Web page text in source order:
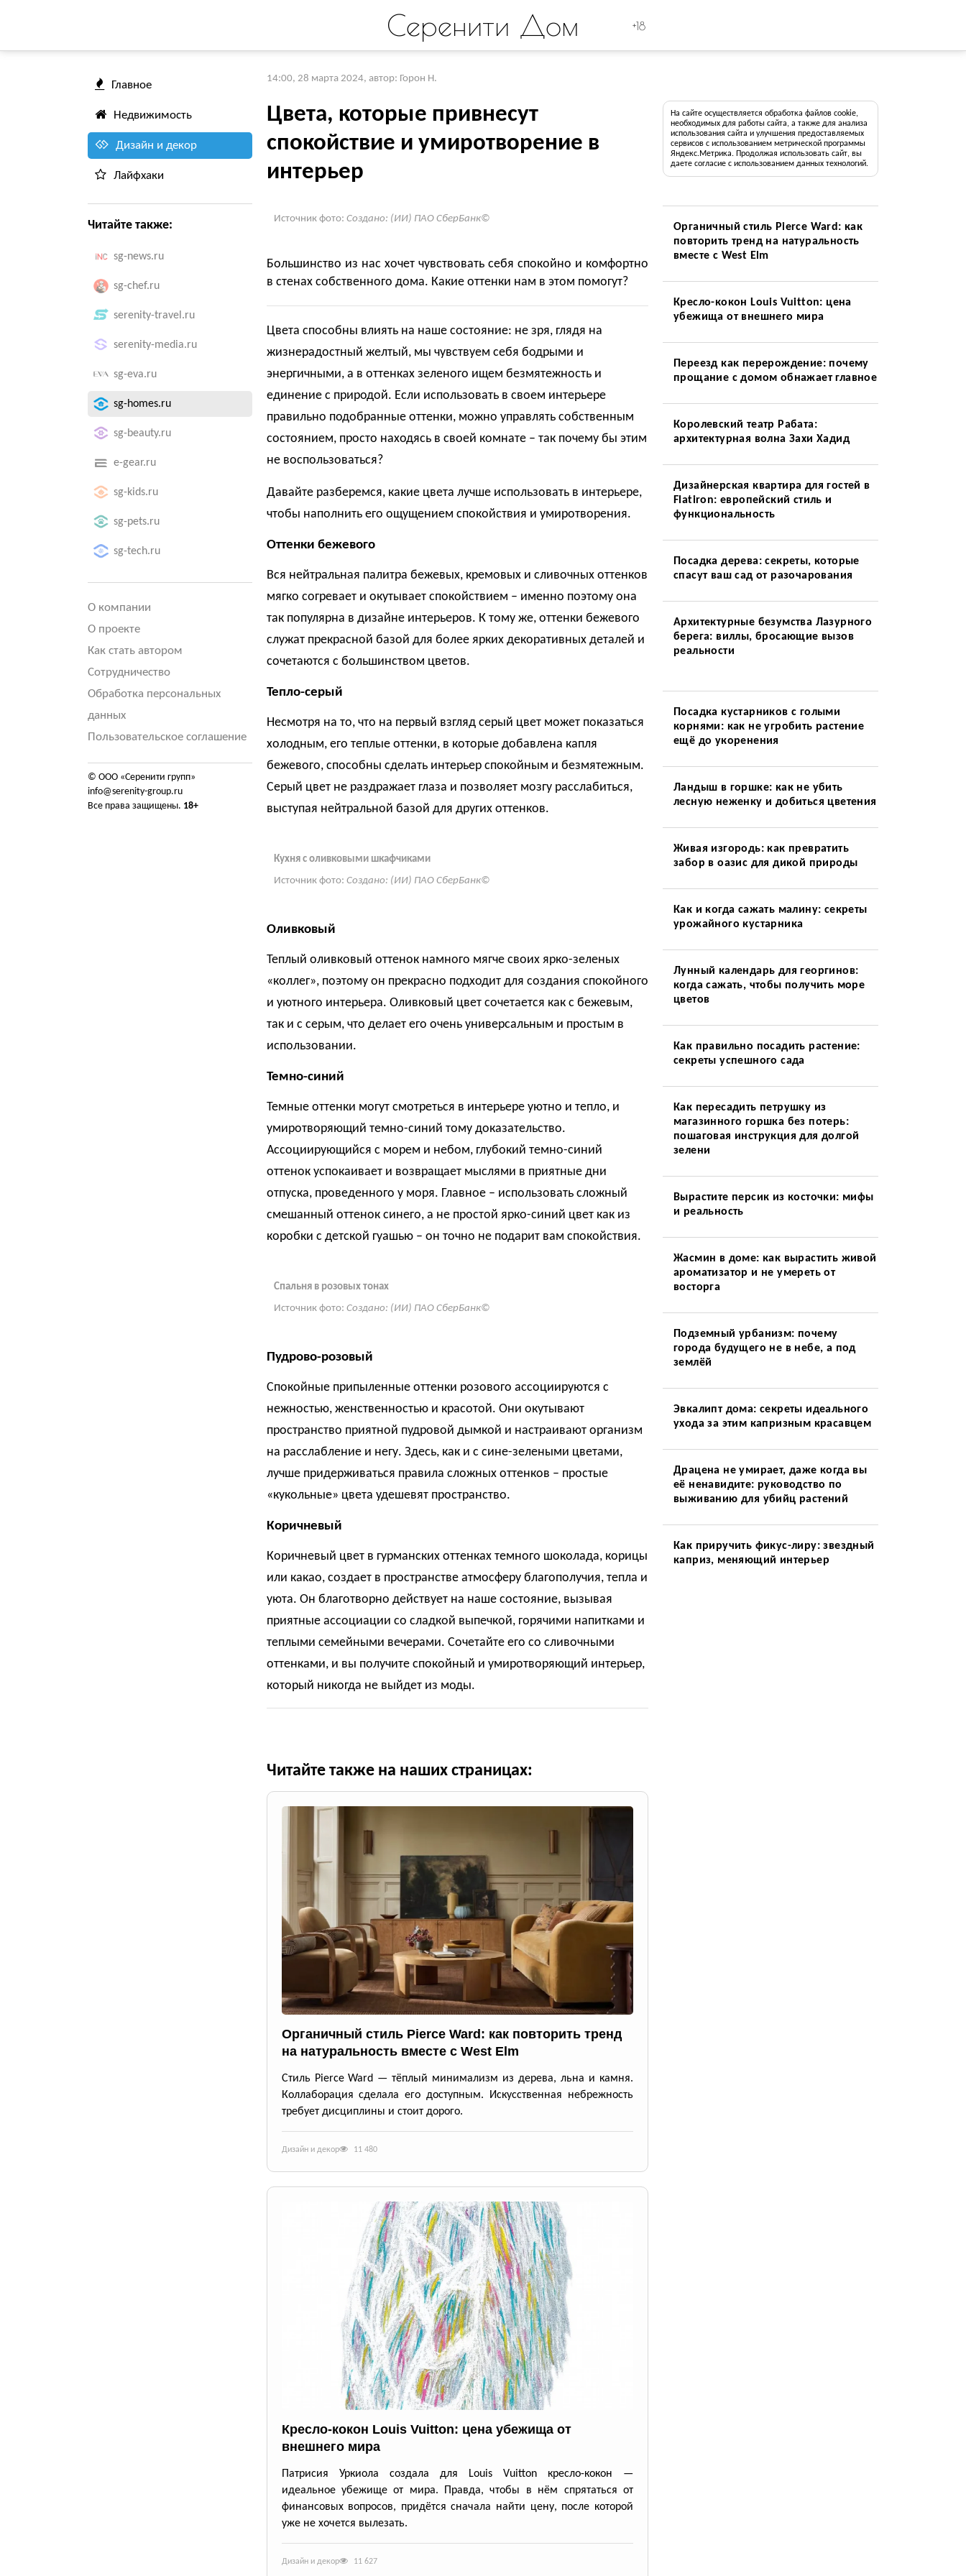
Серенити Дом +18
Главное
Недвижимость
Дизайн и декор
Лайфхаки
Читайте также:
sg-news.ru
sg-chef.ru
serenity-travel.ru
serenity-media.ru
sg-eva.ru
sg-homes.ru
sg-beauty.ru
e-gear.ru
sg-kids.ru
sg-pets.ru
sg-tech.ru
О компании
О проекте
Как стать автором
Сотрудничество
Обработка персональных
данных
Пользовательское соглашение
© ООО «Серенити групп»
info@serenity-group.ru
Все права защищены. 18+
14:00, 28 марта 2024, автор: Горон Н.
Цвета, которые привнесут
спокойствие и умиротворение в
интерьер
Источник фото: Создано: (ИИ) ПАО СберБанк©
Большинство из нас хочет чувствовать себя спокойно и комфортно
в стенах собственного дома. Какие оттенки нам в этом помогут?
Цвета способны влиять на наше состояние: не зря, глядя на
жизнерадостный желтый, мы чувствуем себя бодрыми и
энергичными, а в оттенках зеленого ищем безмятежность и
единение с природой. Если использовать в своем интерьере
правильно подобранные оттенки, можно управлять собственным
состоянием, просто находясь в своей комнате – так почему бы этим
не воспользоваться?
Давайте разберемся, какие цвета лучше использовать в интерьере,
чтобы наполнить его ощущением спокойствия и умиротворения.
Оттенки бежевого
Вся нейтральная палитра бежевых, кремовых и сливочных оттенков
мягко согревает и окутывает спокойствием – именно поэтому она
так популярна в дизайне интерьеров. К тому же, оттенки бежевого
служат прекрасной базой для более ярких декоративных деталей и
сочетаются с большинством цветов.
Тепло-серый
Несмотря на то, что на первый взгляд серый цвет может показаться
холодным, его теплые оттенки, в которые добавлена капля
бежевого, способны сделать интерьер спокойным и безмятежным.
Серый цвет не раздражает глаза и позволяет мозгу расслабиться,
выступая нейтральной базой для других оттенков.
Кухня с оливковыми шкафчиками
Источник фото: Создано: (ИИ) ПАО СберБанк©
Оливковый
Теплый оливковый оттенок намного мягче своих ярко-зеленых
«коллег», поэтому он прекрасно подходит для создания спокойного
и уютного интерьера. Оливковый цвет сочетается как с бежевым,
так и с серым, что делает его очень универсальным и простым в
использовании.
Темно-синий
Темные оттенки могут смотреться в интерьере уютно и тепло, и
умиротворяющий темно-синий тому доказательство.
Ассоциирующийся с морем и небом, глубокий темно-синий
оттенок успокаивает и возвращает мыслями в приятные дни
отпуска, проведенного у моря. Главное – использовать сложный
смешанный оттенок синего, а не простой ярко-синий цвет как из
коробки с детской гуашью – он точно не подарит вам спокойствия.
Спальня в розовых тонах
Источник фото: Создано: (ИИ) ПАО СберБанк©
Пудрово-розовый
Спокойные припыленные оттенки розового ассоциируются с
нежностью, женственностью и красотой. Они окутывают
пространство приятной пудровой дымкой и настраивают организм
на расслабление и негу. Здесь, как и с сине-зелеными цветами,
лучше придерживаться правила сложных оттенков – простые
«кукольные» цвета удешевят пространство.
Коричневый
Коричневый цвет в гурманских оттенках темного шоколада, корицы
или какао, создает в пространстве атмосферу благополучия, тепла и
уюта. Он благотворно действует на наше состояние, вызывая
приятные ассоциации со сладкой выпечкой, горячими напитками и
теплыми семейными вечерами. Сочетайте его со сливочными
оттенками, и вы получите спокойный и умиротворяющий интерьер,
который никогда не выйдет из моды.
Читайте также на наших страницах:
Органичный стиль Pierce Ward: как повторить тренд
на натуральность вместе с West Elm
Стиль Pierce Ward — тёплый минимализм из дерева, льна и камня.
Коллаборация сделала его доступным. Искусственная небрежность
требует дисциплины и стоит дорого.
Дизайн и декор 11 480
Кресло-кокон Louis Vuitton: цена убежища от
внешнего мира
Патрисия Уркиола создала для Louis Vuitton кресло-кокон —
идеальное убежище от мира. Правда, чтобы в нём спрятаться от
финансовых вопросов, придётся сначала найти цену, после которой
уже не хочется вылезать.
Дизайн и декор 11 627
На сайте осуществляется обработка файлов cookie,
необходимых для работы сайта, а также для анализа
использования сайта и улучшения предоставляемых
сервисов с использованием метрической программы
Яндекс.Метрика. Продолжая использовать сайт, вы
даете согласие с использованием данных технологий.
Органичный стиль Pierce Ward: как
повторить тренд на натуральность
вместе с West Elm
Кресло-кокон Louis Vuitton: цена
убежища от внешнего мира
Переезд как перерождение: почему
прощание с домом обнажает главное
Королевский театр Рабата:
архитектурная волна Захи Хадид
Дизайнерская квартира для гостей в
Flatiron: европейский стиль и
функциональность
Посадка дерева: секреты, которые
спасут ваш сад от разочарования
Архитектурные безумства Лазурного
берега: виллы, бросающие вызов
реальности
Посадка кустарников с голыми
корнями: как не угробить растение
ещё до укоренения
Ландыш в горшке: как не убить
лесную неженку и добиться цветения
Живая изгородь: как превратить
забор в оазис для дикой природы
Как и когда сажать малину: секреты
урожайного кустарника
Лунный календарь для георгинов:
когда сажать, чтобы получить море
цветов
Как правильно посадить растение:
секреты успешного сада
Как пересадить петрушку из
магазинного горшка без потерь:
пошаговая инструкция для долгой
зелени
Вырастите персик из косточки: мифы
и реальность
Жасмин в доме: как вырастить живой
ароматизатор и не умереть от
восторга
Подземный урбанизм: почему
города будущего не в небе, а под
землёй
Эвкалипт дома: секреты идеального
ухода за этим капризным красавцем
Драцена не умирает, даже когда вы
её ненавидите: руководство по
выживанию для убийц растений
Как приручить фикус-лиру: звездный
каприз, меняющий интерьер